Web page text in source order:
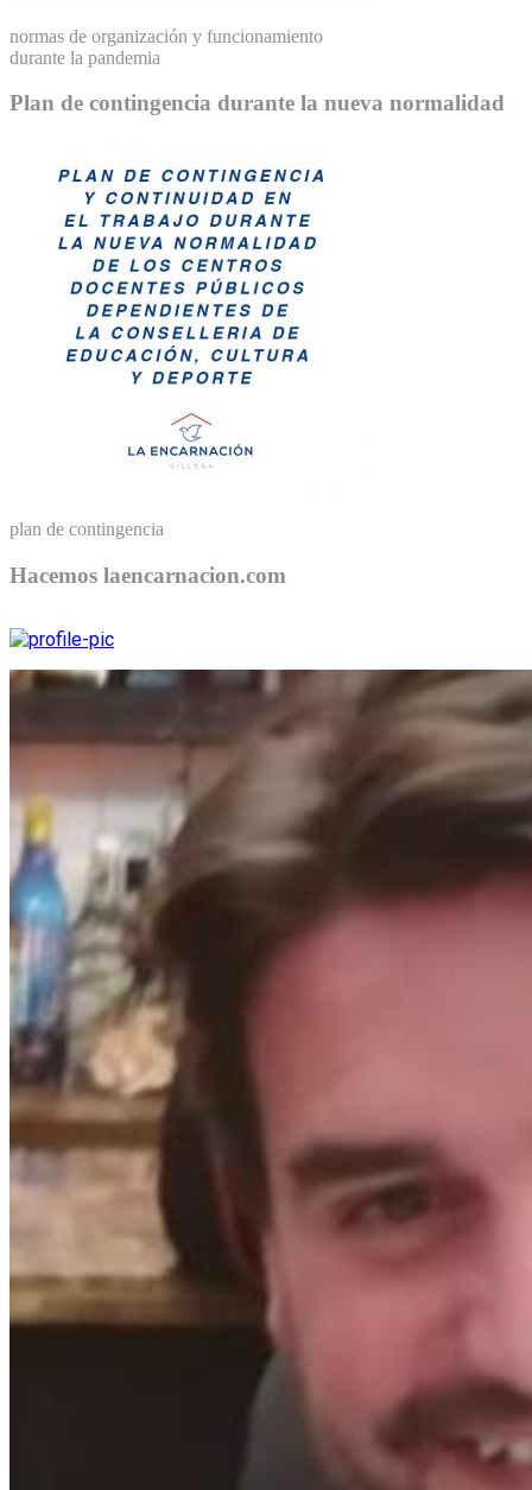
normas de organización y funcionamiento
durante la pandemia
Plan de contingencia durante la nueva normalidad
plan de contingencia
Hacemos laencarnacion.com